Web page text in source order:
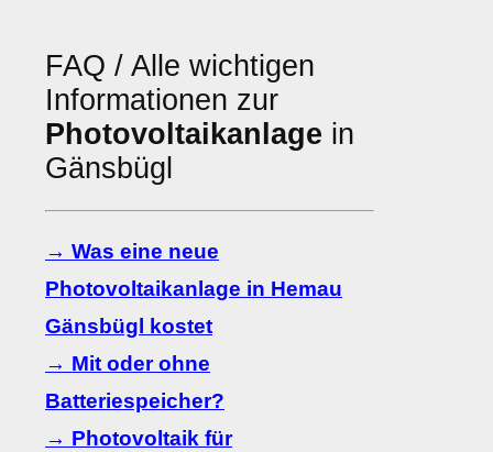
FAQ / Alle wichtigen
Informationen zur
Photovoltaikanlage in
Gänsbügl
→ Was eine neue
Photovoltaikanlage in Hemau
Gänsbügl kostet
→ Mit oder ohne
Batteriespeicher?
→ Photovoltaik für